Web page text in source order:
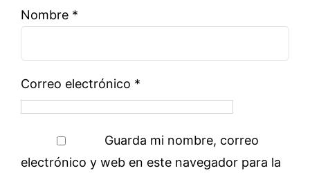
Nombre *
Correo electrónico *
Guarda mi nombre, correo
electrónico y web en este navegador para la